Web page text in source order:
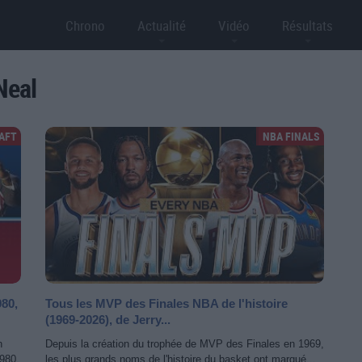
Chrono Actualité Vidéo Résultats
NBA FINALS
Tous les MVP des Finales NBA de l'histoire
(1969-2026), de Jerry...
Depuis la création du trophée de MVP des Finales en 1969,
les plus grands noms de l'histoire du basket ont marqué...